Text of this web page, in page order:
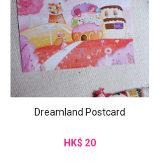
Dreamland Postcard
HK$ 20